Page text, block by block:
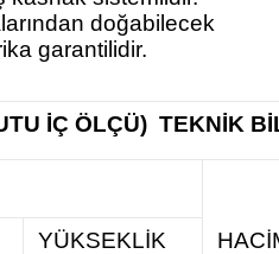
doğabilecek
garantilidir.
İÇ ÖLÇÜ) TEKNİK
YÜKSEKLİK